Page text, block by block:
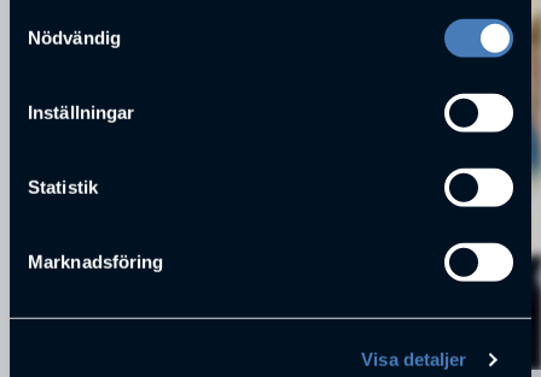
Nödvändig
Inställningar
Statistik
Marknadsföring
Visa detaljer